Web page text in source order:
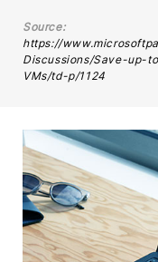
Source:
https://
Discussions/Save-up-
VMs/td-p/1124